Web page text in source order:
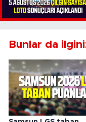
Bunlar da